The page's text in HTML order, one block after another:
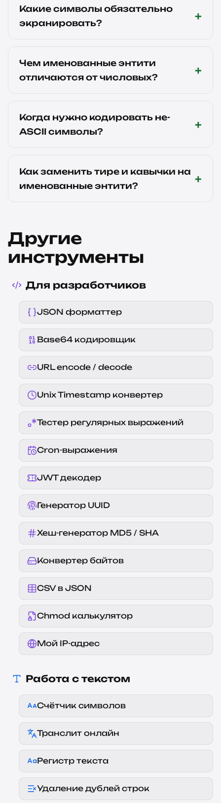
Какие символы обязательно
экранировать?
Чем именованные энтити
отличаются от числовых?
Когда нужно кодировать не-
ASCII символы?
Как заменить тире и кавычки на
именованные энтити?
Другие
инструменты
Для разработчиков
JSON форматтер
Base64 кодировщик
URL encode / decode
Unix Timestamp конвертер
Тестер регулярных выражений
Cron-выражения
JWT декодер
Генератор UUID
Хеш-генератор MD5 / SHA
Конвертер байтов
CSV в JSON
Chmod калькулятор
Мой IP-адрес
Работа с текстом
Счётчик символов
Транслит онлайн
Регистр текста
Удаление дублей строк